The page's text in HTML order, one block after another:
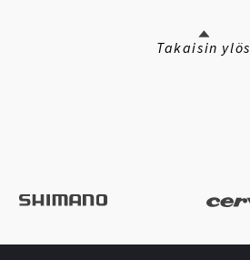
Takaisin ylös